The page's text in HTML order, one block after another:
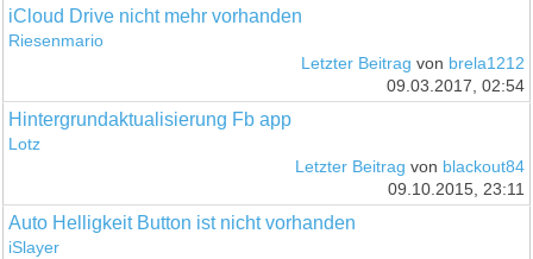
iCloud Drive nicht mehr vorhanden
Riesenmario
Letzter Beitrag von brela1212
09.03.2017, 02:54
Hintergrundaktualisierung Fb app
Lotz
Letzter Beitrag von blackout84
09.10.2015, 23:11
Auto Helligkeit Button ist nicht vorhanden
iSlayer